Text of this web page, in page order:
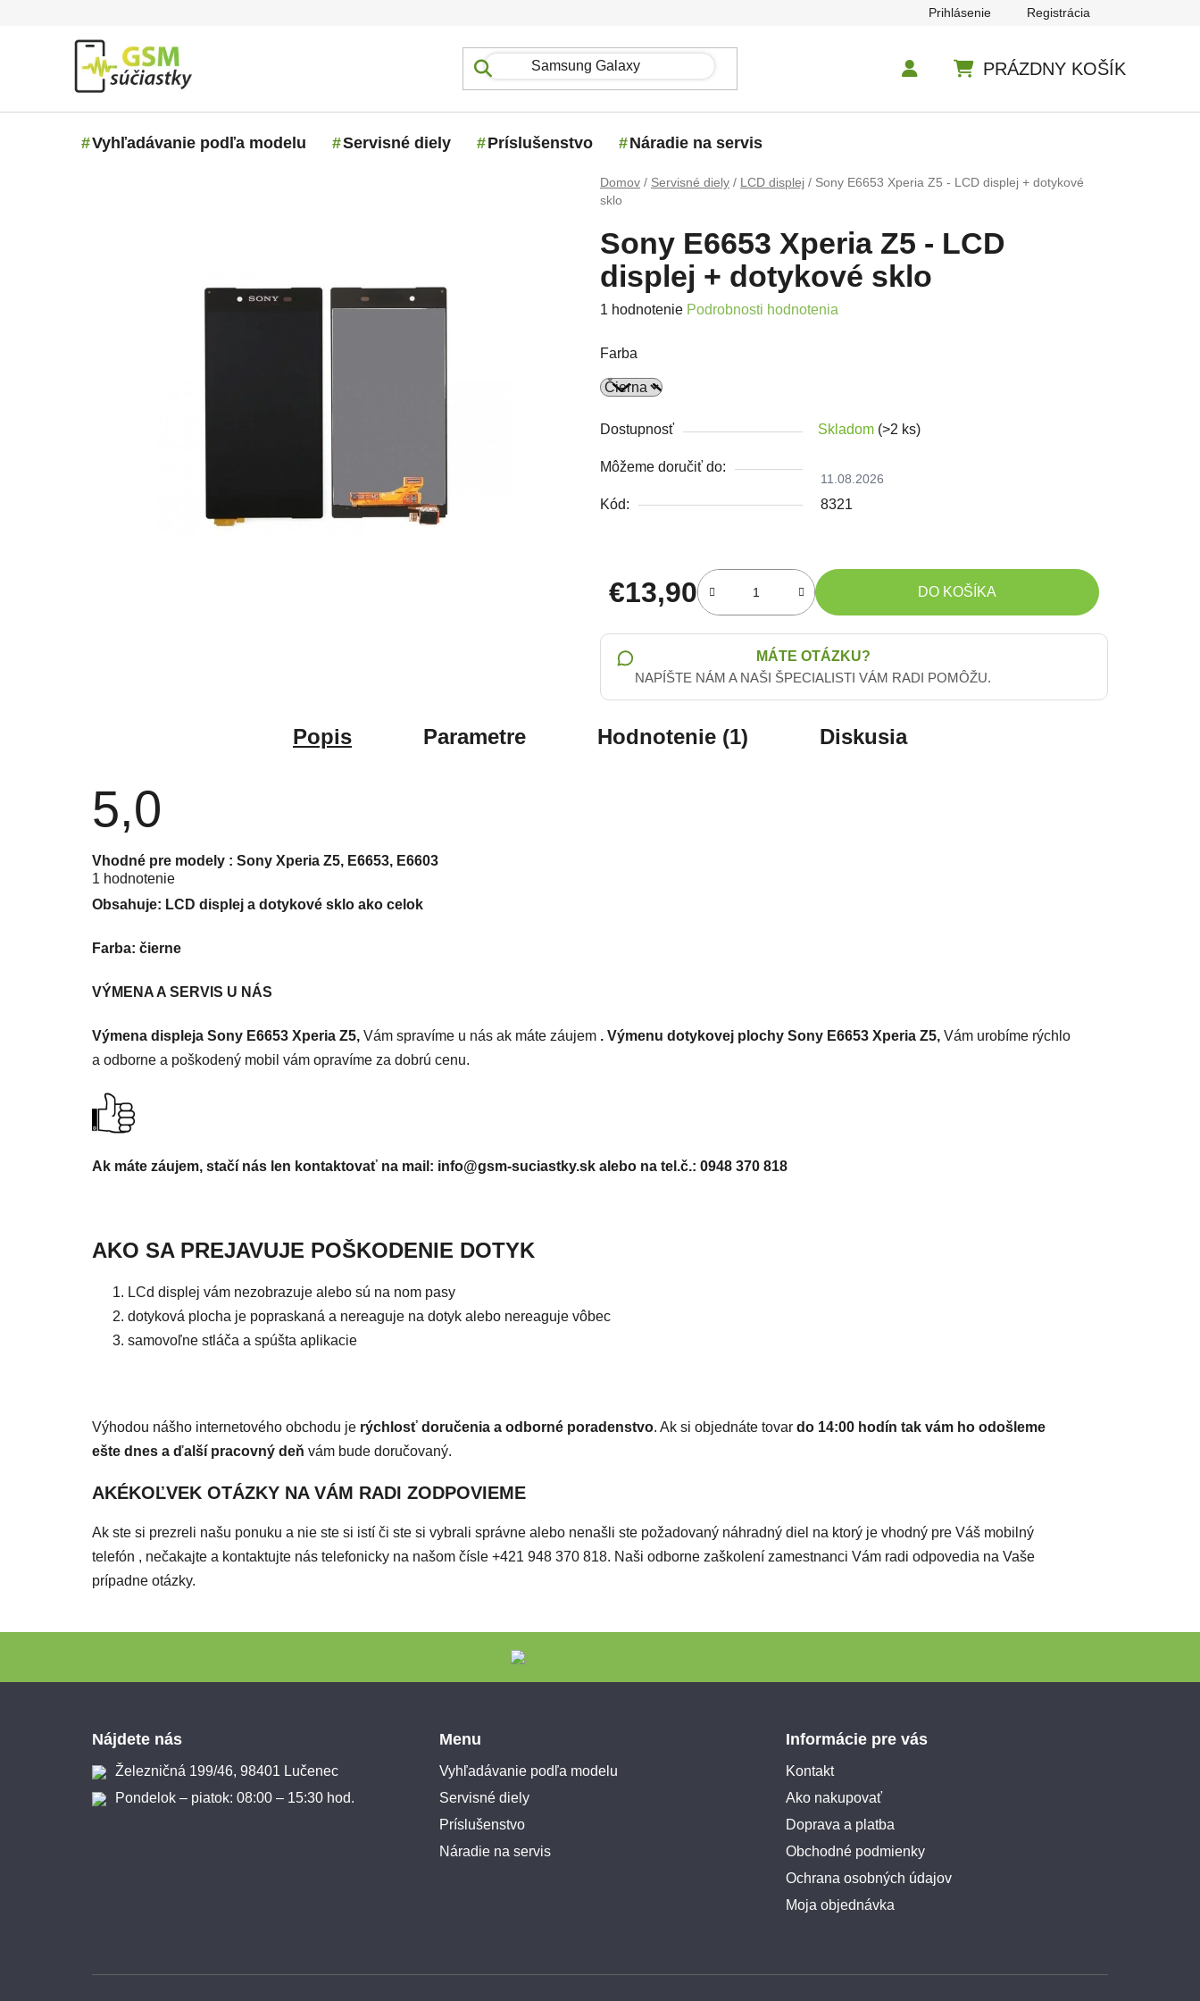
Prihlásenie Registrácia
PRÁZDNY KOŠÍK
Vyhľadávanie podľa modelu Servisné diely Príslušenstvo Náradie na servis
Domov / Servisné diely / LCD displej / Sony E6653 Xperia Z5 - LCD displej + dotykové
sklo
Sony E6653 Xperia Z5 - LCD
displej + dotykové sklo
Priemerné hodnotenie produktu je 5,0 z 5 hviezdičiek.
1 hodnotenie Podrobnosti hodnotenia
Farba
Dostupnosť Skladom (>2 ks)
Môžeme doručiť do:
11.08.2026
Kód: 8321
€13,90
Jednotková cena:
DO KOŠÍKA
MÁTE OTÁZKU?
NAPÍŠTE NÁM A NAŠI ŠPECIALISTI VÁM RADI POMÔŽU.
Popis Parametre Hodnotenie (1) Diskusia
5,0
Priemerné hodnotenie produktu je 5,0 z 5 hviezdičiek.
1 hodnotenie
Vhodné pre modely : Sony Xperia Z5, E6653, E6603
Obsahuje: LCD displej a dotykové sklo ako celok
Farba: čierne
VÝMENA A SERVIS U NÁS
Výmena displeja Sony E6653 Xperia Z5, Vám spravíme u nás ak máte záujem . Výmenu dotykovej plochy Sony E6653 Xperia Z5, Vám urobíme rýchlo
a odborne a poškodený mobil vám opravíme za dobrú cenu.
Ak máte záujem, stačí nás len kontaktovať na mail: info@gsm-suciastky.sk alebo na tel.č.: 0948 370 818
AKO SA PREJAVUJE POŠKODENIE DOTYK
LCd displej vám nezobrazuje alebo sú na nom pasy
dotyková plocha je popraskaná a nereaguje na dotyk alebo nereaguje vôbec
samovoľne stláča a spúšta aplikacie
Výhodou nášho internetového obchodu je rýchlosť doručenia a odborné poradenstvo. Ak si objednáte tovar do 14:00 hodín tak vám ho odošleme
ešte dnes a ďalší pracovný deň vám bude doručovaný.
AKÉKOĽVEK OTÁZKY NA VÁM RADI ZODPOVIEME
Ak ste si prezreli našu ponuku a nie ste si istí či ste si vybrali správne alebo nenašli ste požadovaný náhradný diel na ktorý je vhodný pre Váš mobilný
telefón , nečakajte a kontaktujte nás telefonicky na našom čísle +421 948 370 818. Naši odborne zaškolení zamestnanci Vám radi odpovedia na Vaše
prípadne otázky.
Nájdete nás
Železničná 199/46, 98401 Lučenec
Pondelok – piatok: 08:00 – 15:30 hod.
Menu
Vyhľadávanie podľa modelu
Servisné diely
Príslušenstvo
Náradie na servis
Informácie pre vás
Kontakt
Ako nakupovať
Doprava a platba
Obchodné podmienky
Ochrana osobných údajov
Moja objednávka